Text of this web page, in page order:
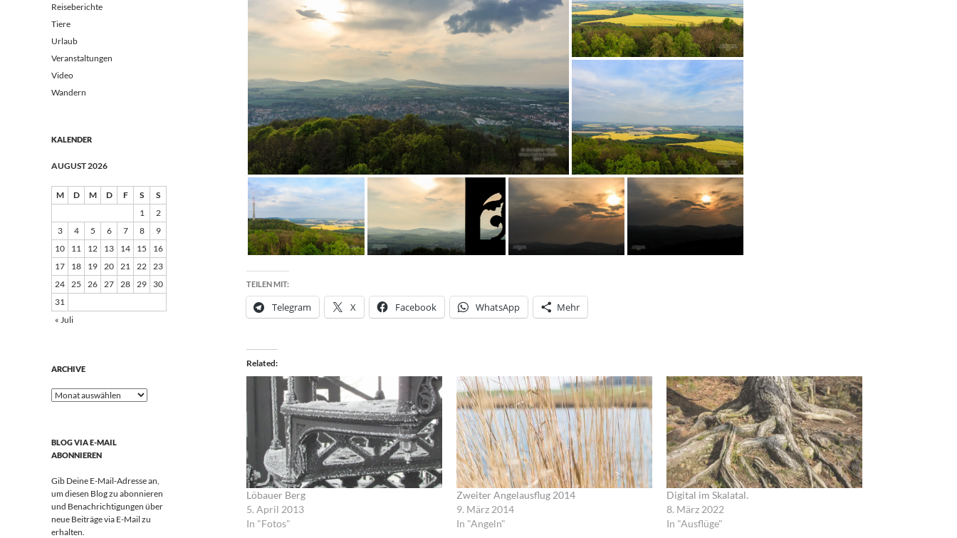
TEILEN MIT:
Telegram X Facebook WhatsApp Mehr
Related
Löbauer Berg
5. April 2013
In "Fotos"
Zweiter Angelausflug 2014
9. März 2014
In "Angeln"
Digital im Skalatal.
8. März 2022
In "Ausflüge"
Reiseberichte
Tiere
Urlaub
Veranstaltungen
Video
Wandern
KALENDER
AUGUST 2026
M D M D F S
S
1
2
3
4 5 6 7 8
9
10
11 12 13 14 15
16
17
18 19 20 21 22 23
24 25 26 27 28 29
30
31
« Juli
ARCHIVE
Archive
BLOG VIA E-MAIL
ABONNIEREN
Gib Deine E-Mail-Adresse an,
um diesen Blog zu abonnieren
und Benachrichtigungen über
neue Beiträge via E-Mail zu
erhalten.